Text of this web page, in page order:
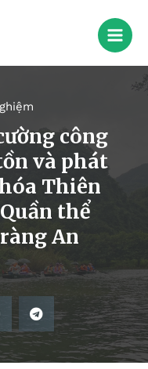
công
và phát
Thiên
thể
An